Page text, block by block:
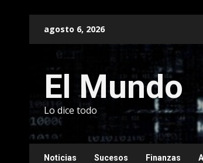
agosto 6, 2026
El Mundo
Lo dice todo
Noticias Sucesos Finanzas